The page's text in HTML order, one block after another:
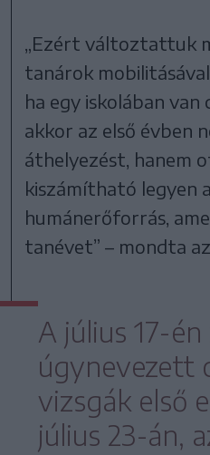
„Ezért változtattuk
tanárok
ha egy iskolában van
akkor az első évben
áthelyezést, hanem
kiszámítható legyen
humánerőforrás,
tanévet” – mondta
A július 17-
úgynevezett
vizsgák első
július 23-án,